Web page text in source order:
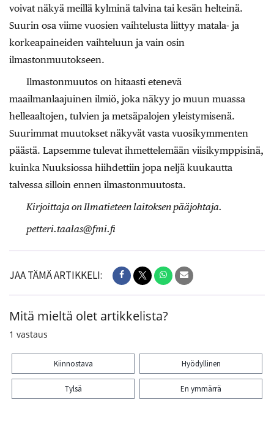
voivat näkyä meillä kylminä talvina tai kesän helteinä.
Suurin osa viime vuosien vaihtelusta liittyy matala- ja
korkeapaineiden vaihteluun ja vain osin
ilmastonmuutokseen.
Ilmastonmuutos on hitaasti etenevä
maailmanlaajuinen ilmiö, joka näkyy jo muun muassa
helleaaltojen, tulvien ja metsäpalojen yleistymisenä.
Suurimmat muutokset näkyvät vasta vuosikymmenten
päästä. Lapsemme tulevat ihmettelemään viisikymppisinä,
kuinka Nuuksiossa hiihdettiin jopa neljä kuukautta
talvessa silloin ennen ilmastonmuutosta.
Kirjoittaja on Ilmatieteen laitoksen pääjohtaja.
petteri.taalas@fmi.fi
JAA TÄMÄ ARTIKKELI:
Mitä mieltä olet artikkelista?
1 vastaus
Kiinnostava Hyödyllinen
Tylsä En ymmärrä